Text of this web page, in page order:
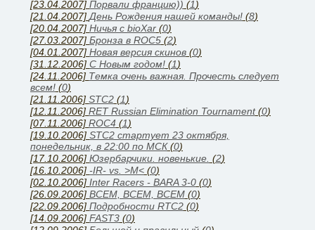
[23.04.2007] Порвали францию)) (1)
[21.04.2007] День Рождения нашей команды! (8)
[20.04.2007] Ничья с bioXar (0)
[27.03.2007] Бронза в ROC5 (2)
[04.01.2007] Новая версия скинов (0)
[31.12.2006] C Новым годом! (1)
[24.11.2006] Темка очень важная. Прочесть следует
всем! (0)
[21.11.2006] STC2 (1)
[12.11.2006] RET Russian Elimination Tournament(0)
[07.11.2006] ROC4 (1)
[19.10.2006] STC2 стартует 23 октября,
понедельник, в 22:00 по МСК(0)
[17.10.2006] Юзербарчики. новенькие. (2)
[16.10.2006] -IR- vs. >M< (0)
[02.10.2006] Inter Racers - BARA 3-0 (0)
[26.09.2006] ВСЕМ, ВСЕМ, ВСЕМ (0)
[22.09.2006] Подробности RTC2 (0)
[14.09.2006] FAST3 (0)